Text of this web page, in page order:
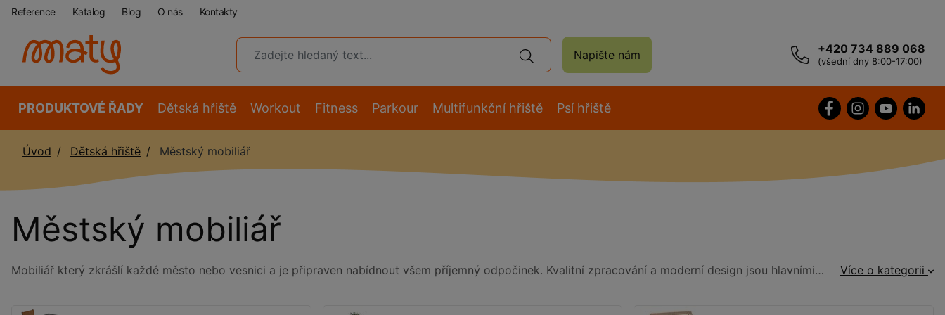
Reference Katalog Blog O nás Kontakty
Napište nám +420 734 889 068
(všední dny 8:00-17:00)
PRODUKTOVÉ ŘADY Dětská hřiště Workout Fitness Parkour Multifunkční hřiště Psí hřiště
Úvod Dětská hřiště Městský mobiliář
Městský mobiliář
Mobiliář který zkrášlí každé město nebo vesnici a je připraven nabídnout všem příjemný odpočinek. Kvalitní zpracování a moderní design jsou hlavními přednostmi mobiliáře který najdete v naší nabídce. Více o kategorii